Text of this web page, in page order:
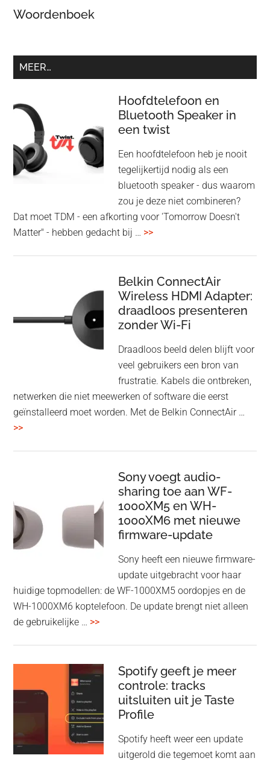
Woordenboek
MEER…
Hoofdtelefoon en
Bluetooth Speaker in
een twist
Een hoofdtelefoon heb je nooit
tegelijkertijd nodig als een
bluetooth speaker - dus waarom
zou je deze niet combineren?
Dat moet TDM - een afkorting voor 'Tomorrow Doesn't
Matter" - hebben gedacht bij … >>overHoofdtelefoon
Speaker
in
een
twist
Belkin ConnectAir
Wireless HDMI Adapter:
draadloos presenteren
zonder Wi-Fi
Draadloos beeld delen blijft voor
veel gebruikers een bron van
frustratie. Kabels die ontbreken,
netwerken die niet meewerken of software die eerst
geïnstalleerd moet worden. Met de Belkin ConnectAir …
>>overBelkin
draadloos
presenteren
zonder
Wi-
Sony voegt audio-
sharing toe aan WF-
1000XM5 en WH-
1000XM6 met nieuwe
firmware-update
Sony heeft een nieuwe firmware-
update uitgebracht voor haar
huidige topmodellen: de WF-1000XM5 oordopjes en de
WH-1000XM6 koptelefoon. De update brengt niet alleen
de gebruikelijke … >>overSony
sharing
WF-
en
Spotify geeft je meer
controle: tracks
uitsluiten uit je Taste
Profile
Spotify heeft weer een update
uitgerold die tegemoet komt aan